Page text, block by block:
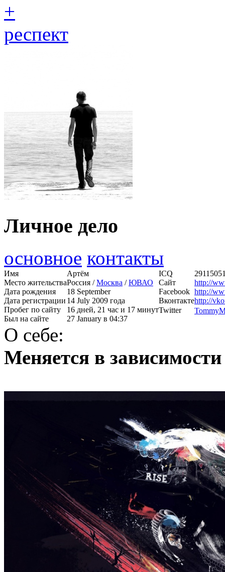
+
респект
Личное дело
основное контакты
Имя
Артём
Место жительстваРоссия /Москва /ЮВАО
Дата рождения
18 September
Дата регистрации 14 July 2009 года
Пробег по сайту
16 дней, 21 час и 17 минут
Был на сайте
27 January в 04:37
ICQ
Сайт
http://
Facebook http://
Вконтактеhttp://
Twitter
О себе:
Меняется в